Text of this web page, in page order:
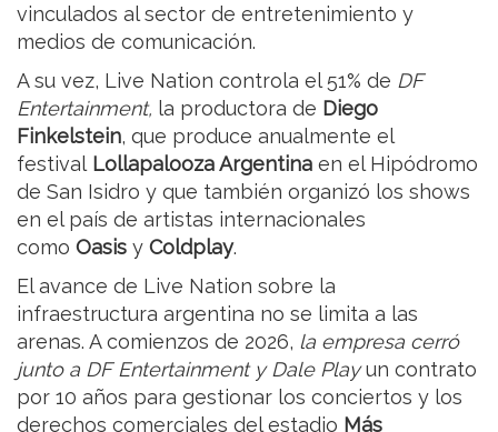
vinculados al sector de entretenimiento y
medios de comunicación.
A su vez, Live Nation controla el 51% de DF
Entertainment, la productora de Diego
Finkelstein, que produce anualmente el
festival Lollapalooza Argentina en el Hipódromo
de San Isidro y que también organizó los shows
en el país de artistas internacionales
como Oasis y Coldplay.
El avance de Live Nation sobre la
infraestructura argentina no se limita a las
arenas. A comienzos de 2026, la empresa cerró
junto a DF Entertainment y Dale Playun contrato
por 10 años para gestionar los conciertos y los
derechos comerciales del estadio Más